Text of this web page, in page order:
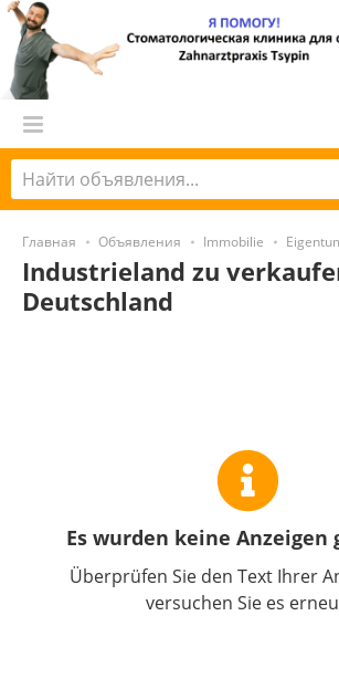
Главная Объявления Immobilie
Industrieland zu
Deutschland
Es wurden keine Anzeigen
Überprüfen Sie den Text Ihrer
versuchen Sie es